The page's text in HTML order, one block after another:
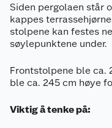
Siden pergolaen står
kappes
stolpene kan festes
søylepunktene under.
Frontstolpene ble ca.
ble ca. 245 cm høye
Viktig å tenke på: